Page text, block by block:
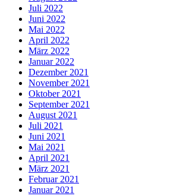
Juli 2022
Juni 2022
Mai 2022
April 2022
März 2022
Januar 2022
Dezember 2021
November 2021
Oktober 2021
September 2021
August 2021
Juli 2021
Juni 2021
Mai 2021
April 2021
März 2021
Februar 2021
Januar 2021